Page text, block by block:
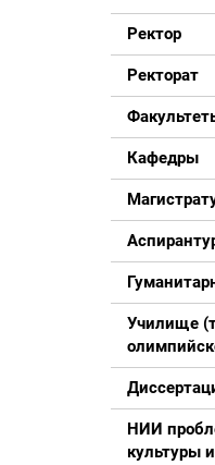
Ректор
Ректорат
Кафедры
Училище
НИИ
культуры